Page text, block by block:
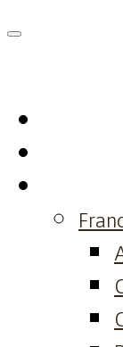
to